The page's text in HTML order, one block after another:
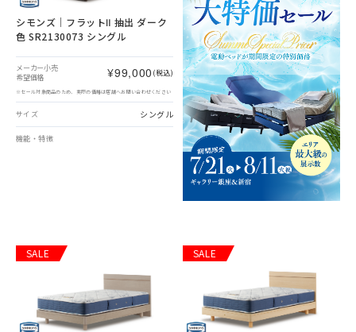
シモンズ｜フラットⅡ 抽出 ダーク
色 SR2130073 シングル
メーカー小売
希望価格
¥99,000 (税込)
※セール対象商品のため、実際の価格は店舗へお問い合わせください
サイズ シングル
機能・特徴
SALE SALE